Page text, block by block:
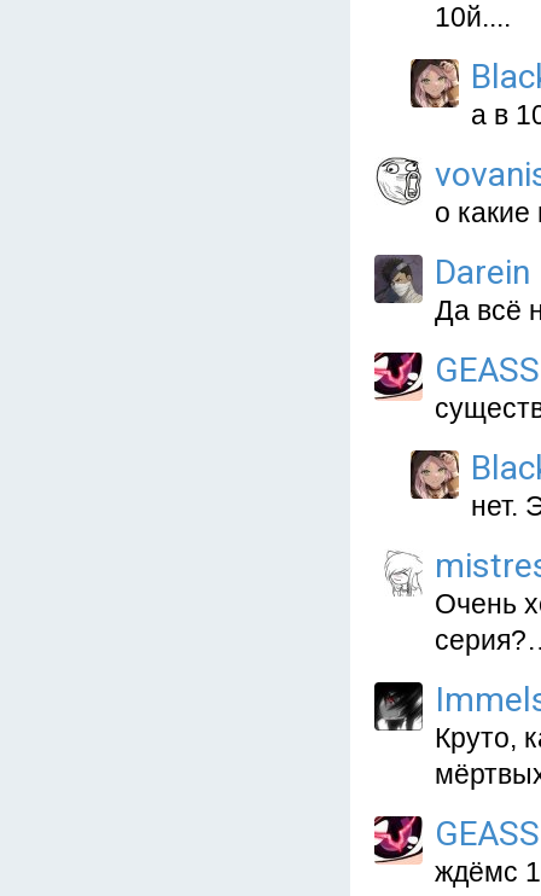
10й....
а в
о какие
Darein
Да всё
GEASS
нет.
Очень
Круто,
GEASS
ждёмс